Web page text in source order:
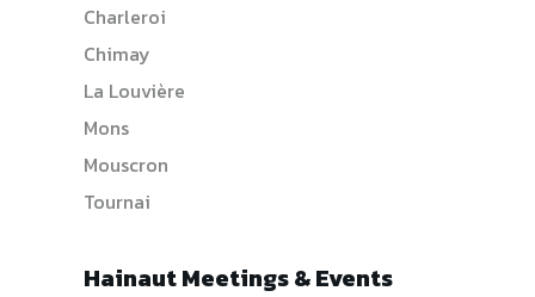
Charleroi
Chimay
La Louvière
Mons
Mouscron
Tournai
Hainaut Meetings & Events